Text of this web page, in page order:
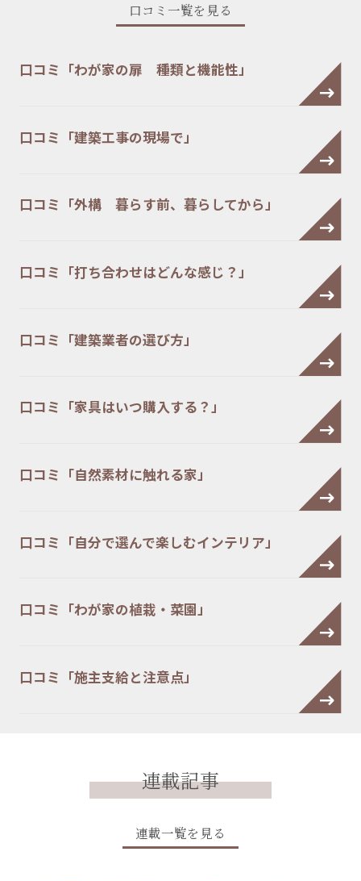
口コミ一覧を見る
口コミ「わが家の扉 種類と機能性」
口コミ「建築工事の現場で」
口コミ「外構 暮らす前、暮らしてから」
口コミ「打ち合わせはどんな感じ？」
口コミ「建築業者の選び方」
口コミ「家具はいつ購入する？」
口コミ「自然素材に触れる家」
口コミ「自分で選んで楽しむインテリア」
口コミ「わが家の植栽・菜園」
口コミ「施主支給と注意点」
連載記事
連載一覧を見る